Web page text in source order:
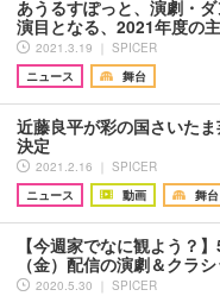
あうるすぽっと、演劇・
演目となる、2021年度の
2021.3.19 ｜ SPICER
ニュース
舞台
近藤良平が彩の国さいた
決定
2021.2.16 ｜ SPICER
ニュース
動画 舞台
【今週家でなに観よう？
（金）配信の演劇＆クラ
2020.5.30 ｜ SPICER